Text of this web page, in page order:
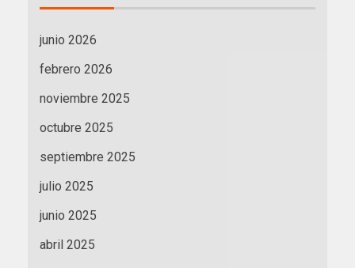
junio 2026
febrero 2026
noviembre 2025
octubre 2025
septiembre 2025
julio 2025
junio 2025
abril 2025